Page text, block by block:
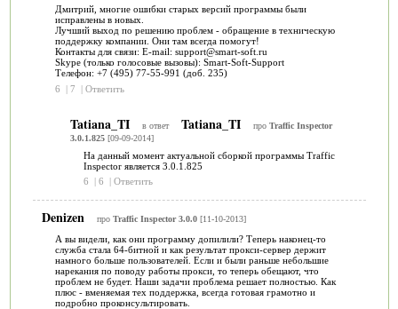
Дмитрий, многие ошибки старых версий программы были
исправлены в новых.
Лучший выход по решению проблем - обращение в техническую
поддержку компании. Они там всегда помогут!
Контакты для связи: E-mail: support@smart-soft.ru
Skype (только голосовые вызовы): Smart-Soft-Support
Телефон: +7 (495) 77-55-991 (доб. 235)
6
| 7 | Ответить
Tatiana_TI в ответ Tatiana_TI про Traffic Inspector
3.0.1.825[09-09-2014]
На данный момент актуальной сборкой программы Traffic
Inspector является 3.0.1.825
6
| 6 | Ответить
Denizen про Traffic Inspector 3.0.0[11-10-2013]
А вы видели, как они программу допилили? Теперь наконец-то
служба стала 64-битной и как результат прокси-сервер держит
намного больше пользователей. Если и были раньше небольшие
нарекания по поводу работы прокси, то теперь обещают, что
проблем не будет. Наши задачи проблема решает полностью. Как
плюс - вменяемая тех поддержка, всегда готовая грамотно и
подробно проконсультировать.